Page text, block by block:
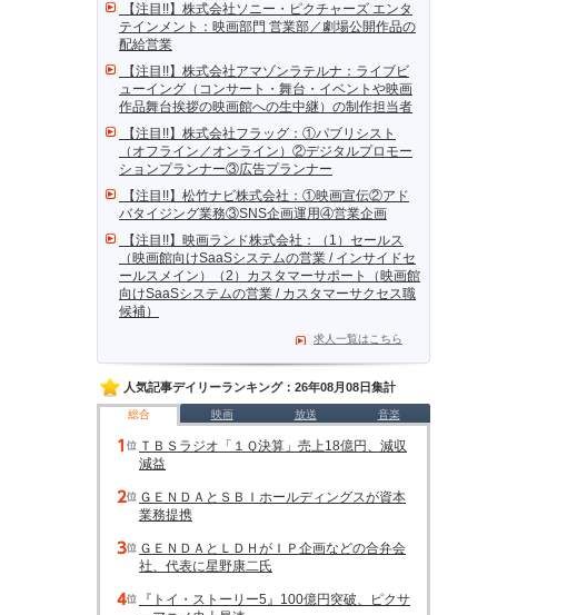
【注目!!】株式会社ソニー・ピクチャーズ エンタ
テインメント：映画部門 営業部／劇場公開作品の
配給営業
【注目!!】株式会社アマゾンラテルナ：ライブビ
ューイング（コンサート・舞台・イベントや映画
作品舞台挨拶の映画館への生中継）の制作担当者
【注目!!】株式会社フラッグ：①パブリシスト
（オフライン／オンライン）②デジタルプロモー
ションプランナー③広告プランナー
【注目!!】松竹ナビ株式会社：①映画宣伝②アド
バタイジング業務③SNS企画運用④営業企画
【注目!!】映画ランド株式会社：（1）セールス
（映画館向けSaaSシステムの営業 / インサイドセ
ールスメイン）（2）カスタマーサポート（映画館
向けSaaSシステムの営業 / カスタマーサクセス職
候補）
求人一覧はこちら
人気記事デイリーランキング：26年08月08日集計
総合 映画 放送 音楽
ＴＢＳラジオ「１Ｑ決算」売上18億円、減収
減益
ＧＥＮＤＡとＳＢＩホールディングスが資本
業務提携
ＧＥＮＤＡとＬＤＨがＩＰ企画などの合弁会
社、代表に星野康二氏
『トイ・ストーリー5』100億円突破、ピクサ